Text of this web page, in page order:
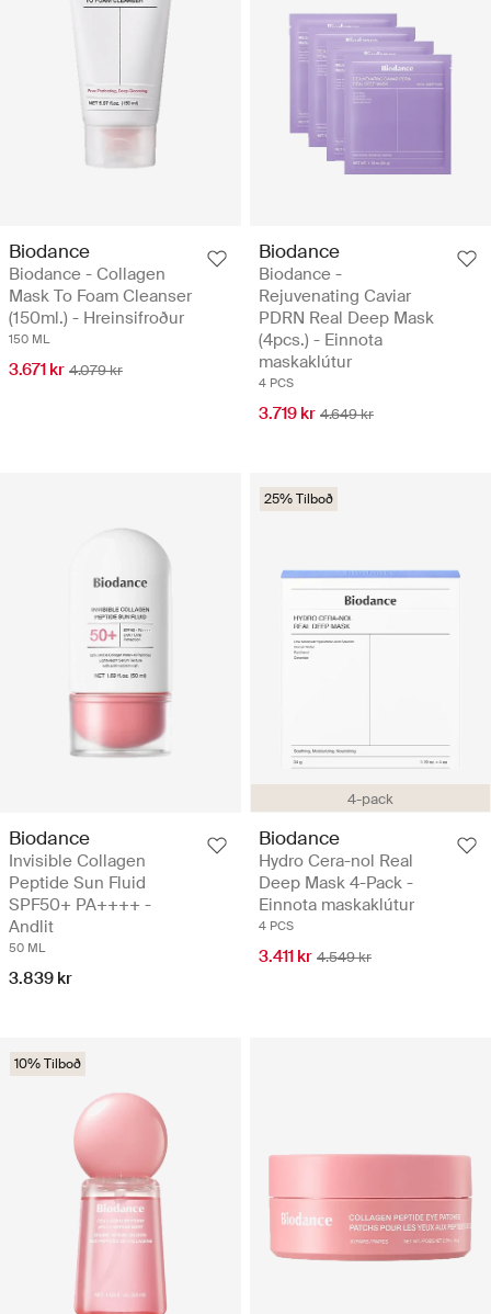
Biodance
Biodance - Collagen
Mask To Foam Cleanser
(150ml.) - Hreinsifroður
150 ML
3.671 kr 4.079 kr
Biodance
Biodance -
Rejuvenating Caviar
PDRN Real Deep Mask
(4pcs.) - Einnota
maskaklútur
4 PCS
3.719 kr 4.649 kr
Biodance
Invisible Collagen
Peptide Sun Fluid
SPF50+ PA++++ -
Andlit
50 ML
3.839 kr
4-pack
25% Tilboð
Biodance
Hydro Cera-nol Real
Deep Mask 4-Pack -
Einnota maskaklútur
4 PCS
3.411 kr 4.549 kr
10% Tilboð